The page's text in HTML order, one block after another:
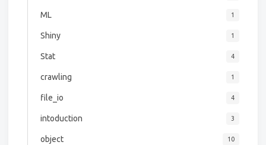
ML 1
Shiny 1
Stat 4
crawling 1
file_io 4
intoduction 3
object 10